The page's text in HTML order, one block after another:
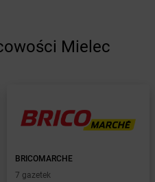
Mielec
BRICOMARCHE
7 gazetek